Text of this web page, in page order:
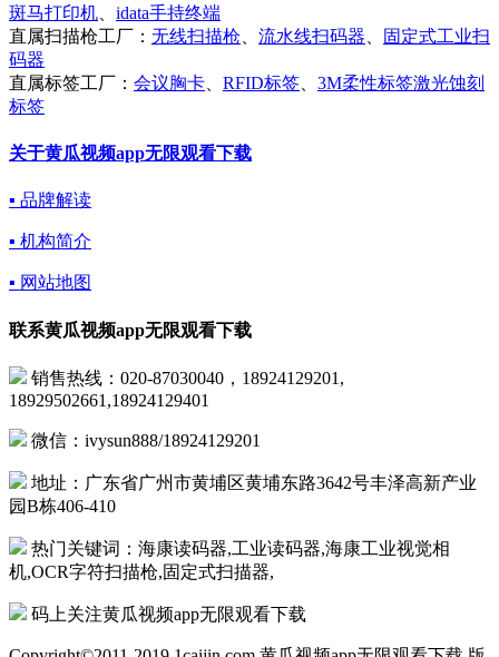
斑马打印机
idata手持终端
直属扫描枪工厂： 无线扫描枪 流水线扫码器
固定式工业扫
码器
直属标签工厂： 会议胸卡 RFID标签
3M柔性标签激光蚀刻
标签
关于黄瓜视频app无限观看下载
▪ 品牌解读
▪ 机构简介
▪ 网站地图
联系黄瓜视频app无限观看下载
销售热线：020-87030040，18924129201,
18929502661,18924129401
微信：ivysun888/18924129201
地址：广东省广州市黄埔区黄埔东路3642号丰泽高新产业
园B栋406-410
热门关键词：海康读码器,工业读码器,海康工业视觉相
机,OCR字符扫描枪,固定式扫描器,
码上关注黄瓜视频app无限观看下载